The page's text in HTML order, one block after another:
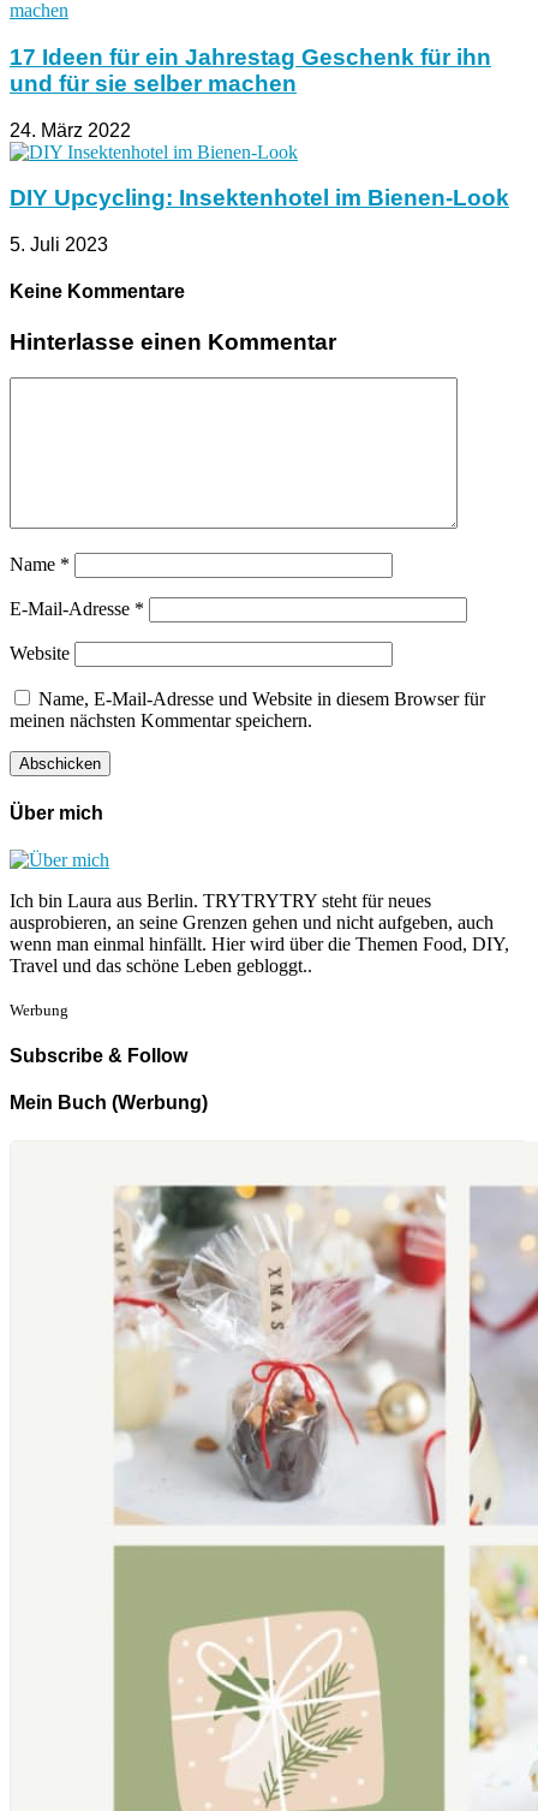
17 Ideen für ein Jahrestag Geschenk für ihn
und für sie selber machen
24. März 2022
DIY Upcycling: Insektenhotel im Bienen-Look
5. Juli 2023
Keine Kommentare
Hinterlasse einen Kommentar
Name *
E-Mail-Adresse *
Website
Name, E-Mail-Adresse und Website in diesem Browser für
meinen nächsten Kommentar speichern.
Über mich
Ich bin Laura aus Berlin. TRYTRYTRY steht für neues
ausprobieren, an seine Grenzen gehen und nicht aufgeben, auch
wenn man einmal hinfällt. Hier wird über die Themen Food, DIY,
Travel und das schöne Leben gebloggt..
Werbung
Subscribe & Follow
Mein Buch (Werbung)